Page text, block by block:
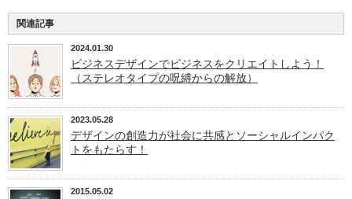
関連記事
2024.01.30
ビジネスデザインでビジネスをクリエイトしよう！
（ステレオタイプの呪縛からの解放）
2023.05.28
デザインの創造力が社会に共感とソーシャルインパク
トをもたらす！
2015.05.02